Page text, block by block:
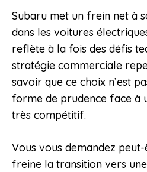
Subaru met un frein net à
dans les voitures
reflète à la fois des défis
stratégie commerciale
savoir que ce choix n’est
forme de prudence face à
très compétitif.
Vous vous demandez
freine la transition vers